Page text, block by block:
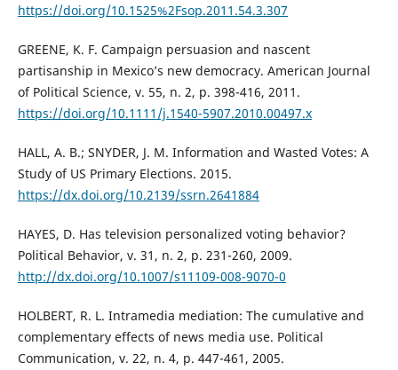
https://doi.org/10.1525%2Fsop.2011.54.3.307
GREENE, K. F. Campaign persuasion and nascent
partisanship in Mexico’s new democracy. American Journal
of Political Science, v. 55, n. 2, p. 398-416, 2011.
https://doi.org/10.1111/j.1540-5907.2010.00497.x
HALL, A. B.; SNYDER, J. M. Information and Wasted Votes: A
Study of US Primary Elections. 2015.
https://dx.doi.org/10.2139/ssrn.2641884
HAYES, D. Has television personalized voting behavior?
Political Behavior, v. 31, n. 2, p. 231-260, 2009.
http://dx.doi.org/10.1007/s11109-008-9070-0
HOLBERT, R. L. Intramedia mediation: The cumulative and
complementary effects of news media use. Political
Communication, v. 22, n. 4, p. 447-461, 2005.